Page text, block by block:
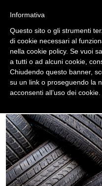
Home News Nazionali
Informativa
Questo sito o gli strumenti
di cookie necessari al
nella cookie policy. Se vuoi
a tutti o ad alcuni cookie,
Chiudendo questo banner,
su un link o proseguendo la
acconsenti all’uso dei cookie.